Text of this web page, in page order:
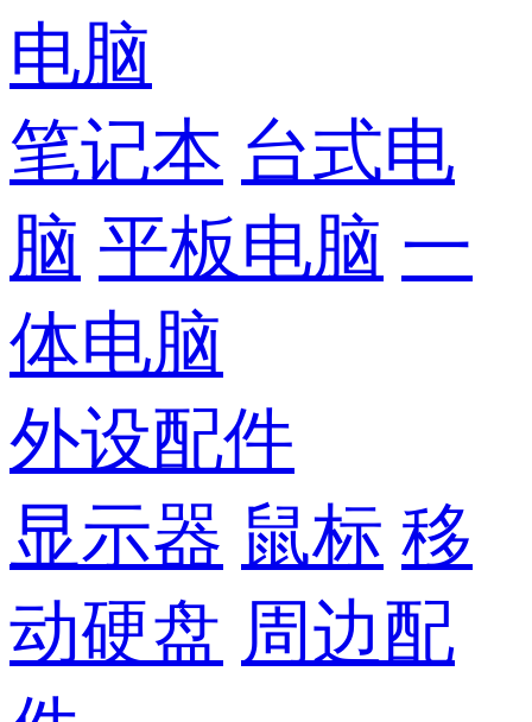
电脑
笔记本 台式电
脑 平板电脑 一
体电脑
外设配件
显示器 鼠标 移
动硬盘 周边配